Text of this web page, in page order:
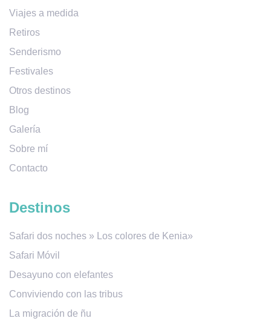
Viajes a medida
Retiros
Senderismo
Festivales
Otros destinos
Blog
Galería
Sobre mí
Contacto
Destinos
Safari dos noches » Los colores de Kenia»
Safari Móvil
Desayuno con elefantes
Conviviendo con las tribus
La migración de ñu